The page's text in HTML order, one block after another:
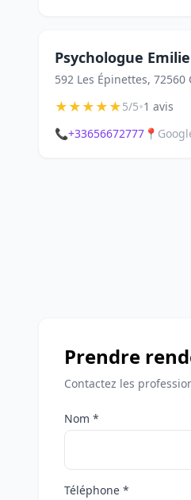
Psychologue
592 Les Épinettes, 72560
★★★★★5/5•1 avis
📞+33656672777 📍
Prendre
Contactez les
Nom *
Téléphone *